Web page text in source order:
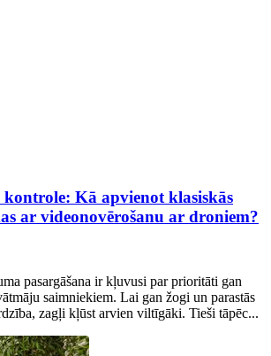
Kā apvienot klasiskās
ar videonovērošanu ar droniem?
pasargāšana ir kļuvusi par prioritāti gan
saimniekiem. Lai gan žogi un parastās
zagļi kļūst arvien viltīgāki. Tieši tāpēc...